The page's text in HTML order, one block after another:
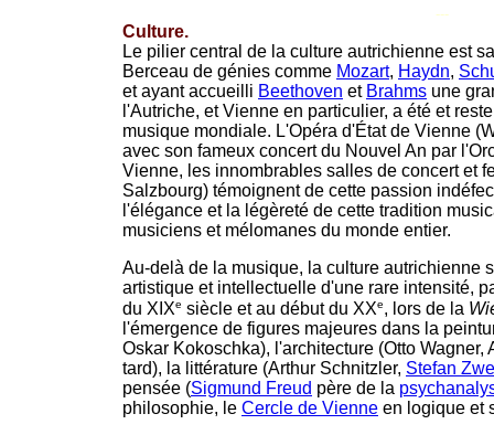
---
Culture.
Le pilier central de la culture autrichienne est
Berceau de génies comme Mozart, Haydn,
et ayant accueilli Beethoven et Brahms une
l'Autriche, et Vienne en particulier, a été et
musique mondiale. L'Opéra d'État de Vienne
avec son fameux concert du Nouvel An par
Vienne, les innombrables salles de concert et
Salzbourg) témoignent de cette passion
l'élégance et la légèreté de cette tradition
musiciens et mélomanes du monde entier.
Au-delà de la musique, la culture autrichienne
artistique et intellectuelle d'une rare intensité,
du XIXe siècle et au début du XXe, lors de la
l'émergence de figures majeures dans la
Oskar Kokoschka), l'architecture (Otto
tard), la littérature (Arthur Schnitzler, Stefan
pensée (Sigmund Freud père de la
philosophie, le Cercle de Vienne en logique et